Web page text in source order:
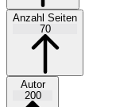
Anzahl Seiten
70
Autor
200